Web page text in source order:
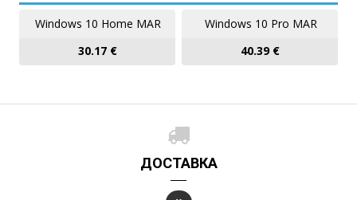
Windows 10 Home MAR
30.17 €
Windows 10 Pro MAR
40.39 €
ДОСТАВКА